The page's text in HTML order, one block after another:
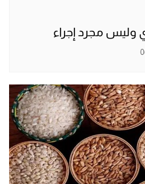
وليس مجرد إجراء